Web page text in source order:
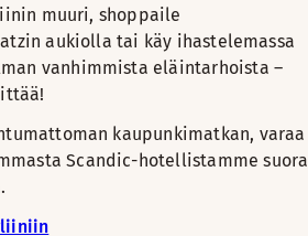
muuri, shoppaile
aukiolla tai käy ihastelemassa
vanhimmista eläintarhoista –
kaupunkimatkan, varaa
Scandic-hotellistamme